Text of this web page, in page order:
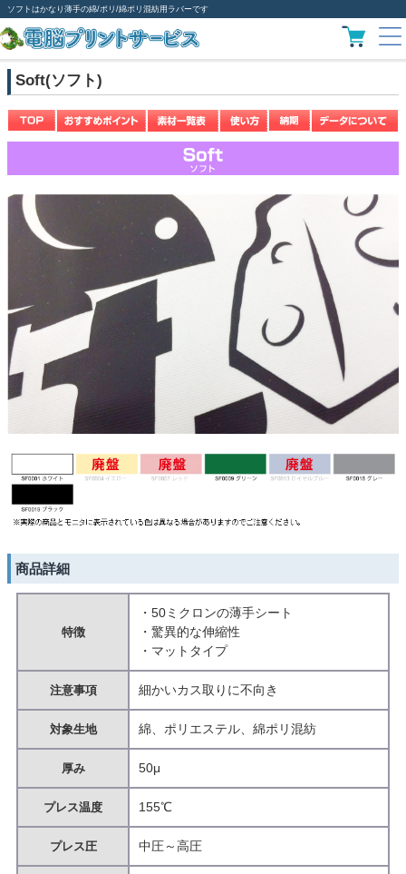
ソフトはかなり薄手の綿/ポリ/綿ポリ混紡用ラバーです
Soft(ソフト)
商品詳細
特徴
・50ミクロンの薄手シート
・驚異的な伸縮性
・マットタイプ
注意事項 細かいカス取りに不向き
対象生地 綿、ポリエステル、綿ポリ混紡
厚み 50μ
プレス温度 155℃
プレス圧 中圧～高圧